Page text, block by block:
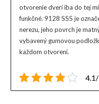
otvorenie dverí iba do tej
funkčné. 9128 SSS je
nerezu, jeho povrch je
vybavený gumovou
každom otvorení.